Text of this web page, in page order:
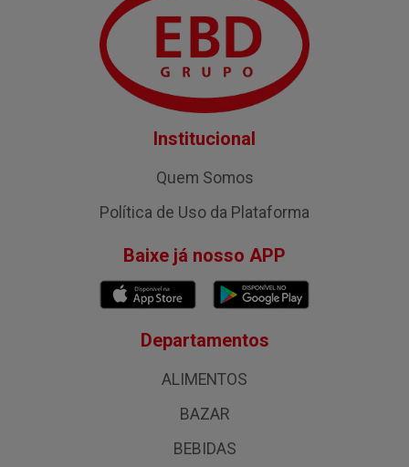
Institucional
Quem Somos
Política de Uso da Plataforma
Baixe já nosso APP
Departamentos
ALIMENTOS
BAZAR
BEBIDAS